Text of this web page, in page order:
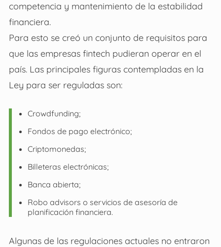
competencia y mantenimiento de la estabilidad
financiera.
Para esto se creó un conjunto de requisitos para
que las empresas fintech pudieran operar en el
país. Las principales figuras contempladas en la
Ley para ser reguladas son:
Crowdfunding;
Fondos de pago electrónico;
Criptomonedas;
Billeteras electrónicas;
Banca abierta;
Robo advisors o servicios de asesoría de
planificación financiera.
Algunas de las regulaciones actuales no entraron